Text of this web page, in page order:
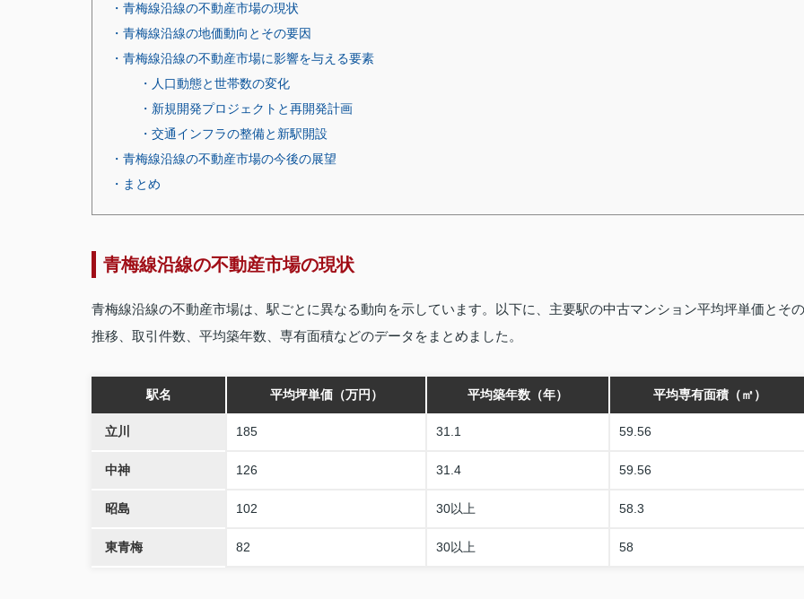
・青梅線沿線の不動産市場の現状
・青梅線沿線の地価動向とその要因
・青梅線沿線の不動産市場に影響を与える要素
・人口動態と世帯数の変化
・新規開発プロジェクトと再開発計画
・交通インフラの整備と新駅開設
・青梅線沿線の不動産市場の今後の展望
・まとめ
青梅線沿線の不動産市場の現状
青梅線沿線の不動産市場は、駅ごとに異なる動向を示しています。以下に、主要駅の中古マンション平均坪単価とその
推移、取引件数、平均築年数、専有面積などのデータをまとめました。
駅名 平均坪単価（万円） 平均築年数（年） 平均専有面積（㎡）
立川 185 31.1 59.56
中神 126 31.4 59.56
昭島 102 30以上 58.3
東青梅 82 30以上 58